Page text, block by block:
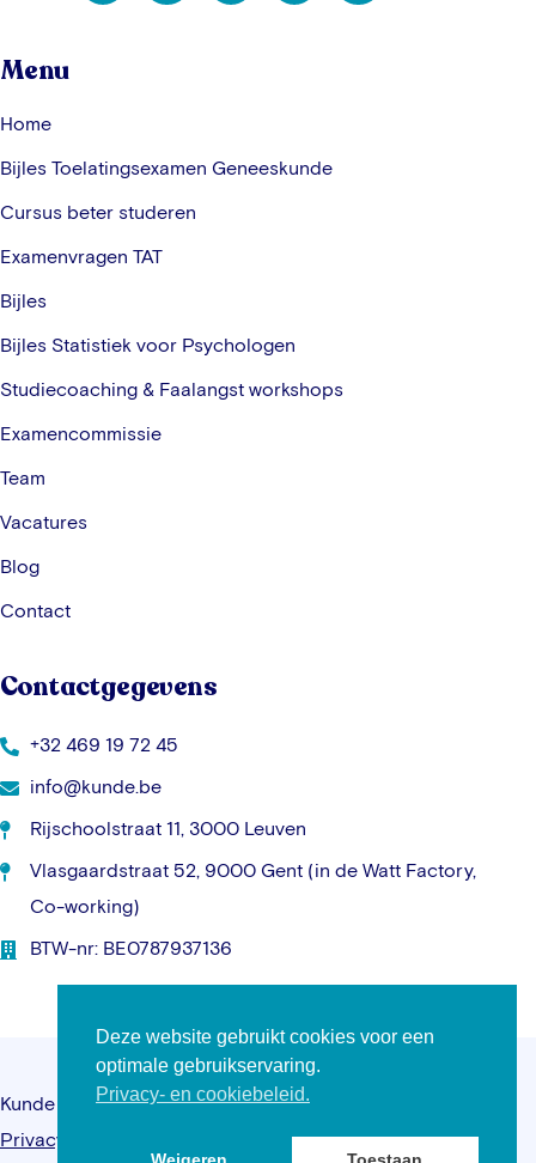
Menu
Home
Bijles Toelatingsexamen Geneeskunde
Cursus beter studeren
Examenvragen TAT
Bijles
Bijles Statistiek voor Psychologen
Studiecoaching & Faalangst workshops
Examencommissie
Team
Vacatures
Blog
Contact
Contactgegevens
+32 469 19 72 45
info@kunde.be
Rijschoolstraat 11, 3000 Leuven
Vlasgaardstraat 52, 9000 Gent (in de Watt Factory,
Co-working)
BTW-nr: BE0787937136
Kunde © 2026 – Alle rechten voorbehouden –
Privacybeleid
Algemene voorwaarden–Website
Deze website gebruikt cookies voor een
optimale gebruikservaring.
Privacy- en cookiebeleid.